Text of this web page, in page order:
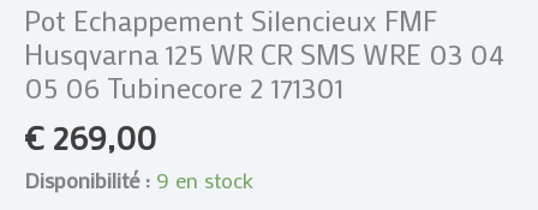
Pot Echappement Silencieux FMF
Husqvarna 125 WR CR SMS WRE 03 04
05 06 Tubinecore 2 171301
€ 269,00
Disponibilité : 9 en stock